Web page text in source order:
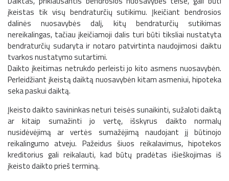
įkeistas tik visų bendraturčių sutikimu. Įkeičiant bendrosios
dalinės nuosavybės dalį, kitų bendraturčių sutikimas
nereikalingas, tačiau įkeičiamoji dalis turi būti tiksliai nustatyta
bendraturčių sudaryta ir notaro patvirtinta naudojimosi daiktu
tvarkos nustatymo sutartimi.
Daikto įkeitimas netrukdo perleisti jo kito asmens nuosavybėn.
Perleidžiant įkeistą daiktą nuosavybėn kitam asmeniui, hipoteka
seka paskui daiktą.
Įkeisto daikto savininkas neturi teisės sunaikinti, sužaloti daiktą
ar kitaip sumažinti jo vertę, išskyrus daikto normalų
nusidėvėjimą ar vertės sumažėjimą naudojant jį būtinojo
reikalingumo atveju. Pažeidus šiuos reikalavimus, hipotekos
kreditorius gali reikalauti, kad būtų pradėtas išieškojimas iš
įkeisto daikto prieš terminą.